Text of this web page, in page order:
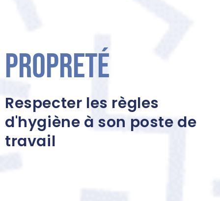
Propreté
Respecter les règles
d'hygiène à son poste de
travail